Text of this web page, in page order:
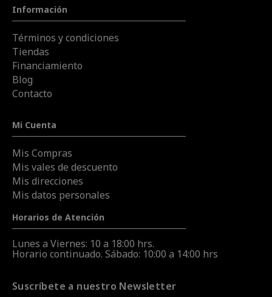
Información
Términos y condiciones
Tiendas
Financiamiento
Blog
Contacto
Mi Cuenta
Mis Compras
Mis vales de descuento
Mis direcciones
Mis datos personales
Horarios de Atención
Lunes a Viernes: 10 a 18:00 hrs.
Horario continuado. Sábado: 10:00 a 14:00 hrs
Suscríbete a nuestro Newsletter